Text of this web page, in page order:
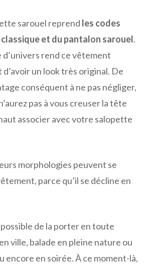
sarouel reprend les codes
et du pantalon sarouel.
d’univers rend ce vêtement
un look très original. De
conséquent à ne pas négliger,
pas à vous creuser la tête
associer avec votre salopette
morphologies peuvent se
parce qu’il se décline en
de la porter en toute
ville, balade en pleine nature ou
encore en soirée. À ce moment-là,